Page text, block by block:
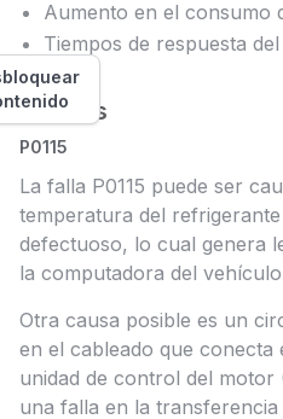
Aumento en el consumo
Tiempos de respuesta
Causas
P0115
La falla P0115 puede ser
temperatura del
defectuoso, lo cual genera
la computadora del
Otra causa posible es un
en el cableado que conecta
unidad de control del
una falla en la transferencia